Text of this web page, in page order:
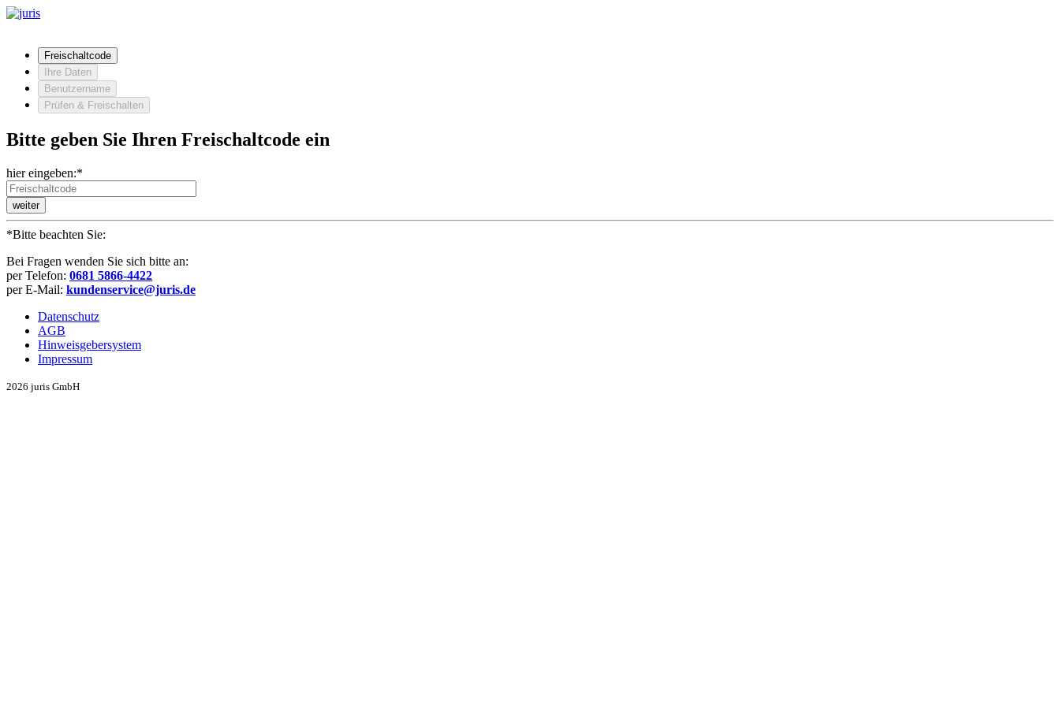
Freischaltcode
Ihre Daten
Benutzername
Prüfen & Freischalten
Bitte geben Sie Ihren Freischaltcode ein
hier eingeben:*
weiter
*Bitte beachten Sie:
Bei Fragen wenden Sie sich bitte an:
per Telefon: 0681 5866-4422
per E-Mail: kundenservice@juris.de
Datenschutz
AGB
Hinweisgebersystem
Impressum
2026 juris GmbH